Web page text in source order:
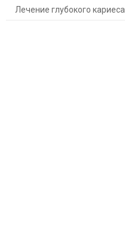
Лечение глубокого кариеса